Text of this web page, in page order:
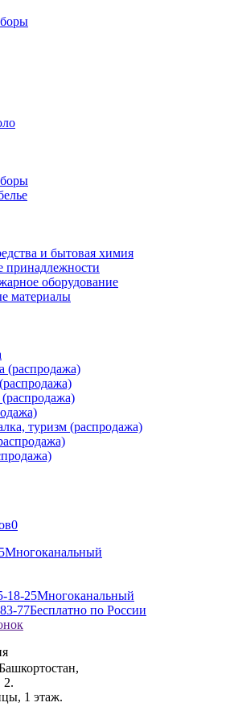
и бытовая химия
принадлежности
оборудование
материалы
(распродажа)
туризм (распродажа)
0
Многоканальный
18-25Многоканальный
77Бесплатно по России
2.
1 этаж.